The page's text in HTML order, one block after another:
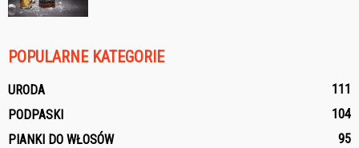
POPULARNE KATEGORIE
URODA
111
PODPASKI
104
PIANKI DO WŁOSÓW
95